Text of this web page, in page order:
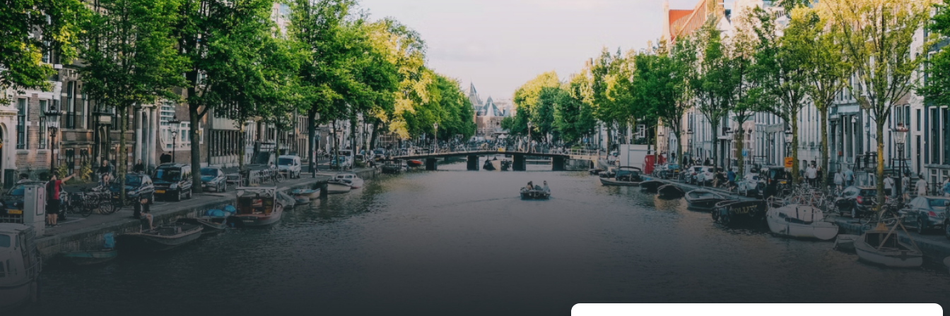
biedt genoeg ruimte voor een
gezellige zithoek én een stijlvolle
eethoek. De keuken is van alle
gemakken voorzien, perfect voor het
bereiden van heerlijke maaltijden.
Vanuit de woonkamer stap je zo het
balkon op, waar je kunt genieten
van een prachtig uitzicht en een
moment van rust. De woning
beschikt over twee comfortabele
slaapkamers van respectievelijk 12,1
m² en 8 m². Beide kamers bieden tal
van mogelijkheden, zoals een fijne
werkplek, een logeerkamer of een
persoonlijke slaapkamer. De
biedt genoeg ruimte voor een
gezellige zithoek én een stijlvolle
eethoek. De keuken is van alle
gemakken voorzien, perfect voor het
bereiden van heerlijke maaltijden.
Vanuit de woonkamer stap je zo het
balkon op, waar je kunt genieten
van een prachtig uitzicht en een
moment van rust. De woning
beschikt over twee comfortabele
slaapkamers van respectievelijk 12,1
m² en 8 m². Beide kamers bieden tal
van mogelijkheden, zoals een fijne
werkplek, een logeerkamer of een
storage and secure bicycle parking
with an elegant lobby with an
elevator and green communal
spaces.The building incorporates
solar panels to generate energy
supply. The windows have solar
control glazing, and the apartments
have climate control driven by a
thermal energy storage system.
Underfloor heating and cooling
environment. The atriums' seasonal
designed to attract native birds and
have climate control driven by a
thermal energy storage system.
Underfloor heating and cooling
contribute to a healthy indoor
environment. The atriums' seasonal
green walls provide natural summer
cooling, improved air quality and
acoustics, and are specially
designed to attract native birds and
butterflies.The bright residence
features an efficient and functional
open floor plan, a unique custom
kitchen, a bathroom and fitted
wardrobes. High-grade finishes
floor-to-ceiling windows with